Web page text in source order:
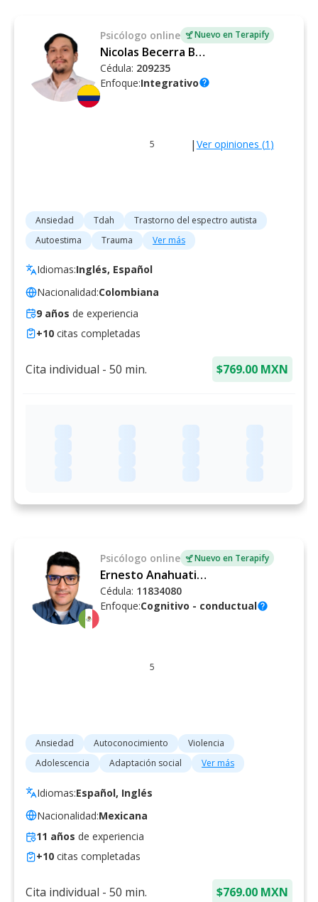
Psicólogo online Nuevo en Terapify
Nicolas Becerra Ballen
Cédula: 209235
Enfoque:Integrativohelp
5 | Ver opiniones (1 )
Ansiedad Tdah
Trastorno del espectro autista
Autoestima
Trauma Ver más
Idiomas:Inglés, Español
Nacionalidad:Colombiana
9 años de experiencia
+10 citas completadas
Cita individual - 50 min. $769.00 MXN
Psicólogo online Nuevo en Terapify
Ernesto Anahuati Manrique
Cédula: 11834080
Enfoque:Cognitivo - conductualhelp
5
Ansiedad Autoconocimiento
Violencia
Adolescencia
Adaptación social Ver más
Idiomas:Español, Inglés
Nacionalidad:Mexicana
11 años de experiencia
+10 citas completadas
Cita individual - 50 min. $769.00 MXN